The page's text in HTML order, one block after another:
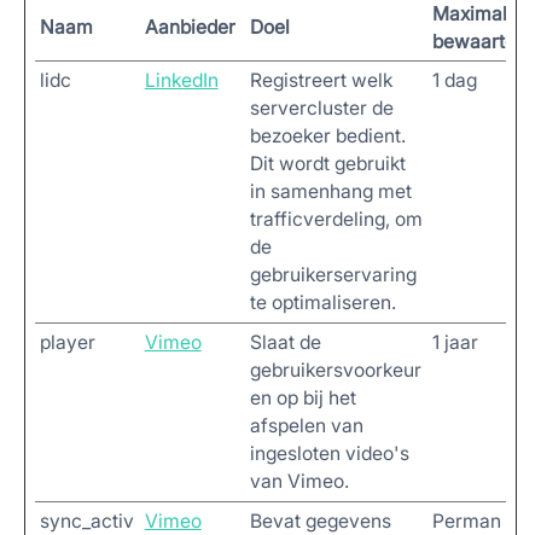
Naam Aanbieder Doel
Maximale
lidc
LinkedIn
Registreert welk
servercluster de
bezoeker bedient.
Dit wordt gebruikt
in samenhang met
trafficverdeling, om
de
gebruikerservaring
te optimaliseren.
1 dag
player Vimeo
Slaat de
gebruikersvoorkeur
en op bij het
afspelen van
ingesloten video's
van Vimeo.
1 jaar
sync_activ Vimeo
Bevat gegevens
Perman